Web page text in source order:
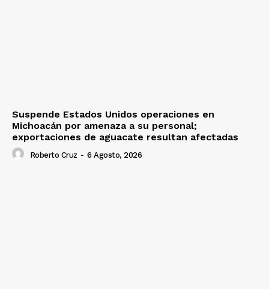
Suspende Estados Unidos operaciones en
Michoacán por amenaza a su personal;
exportaciones de aguacate resultan afectadas
Roberto Cruz - 6 Agosto, 2026